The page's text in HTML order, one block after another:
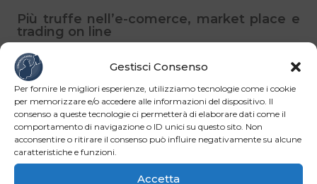
Gestisci Consenso
Per fornire le migliori esperienze, utilizziamo tecnologie come i cookie
per memorizzare e/o accedere alle informazioni del dispositivo. Il
consenso a queste tecnologie ci permetterà di elaborare dati come il
comportamento di navigazione o ID unici su questo sito. Non
acconsentire o ritirare il consenso può influire negativamente su alcune
caratteristiche e funzioni.
Accetta
Più truffe nell’e-comerce, market place e
trading on line
Aumentate anche le truffe online con 3.541 persone
deferite all’Autorità Giudiziaria, in particolare nel settore
dell’e-commerce emarket place.I casi trattati sono
cresciuti del +3%, le persone indagate del +4% e le
somme sottratte del +58%.Importante anche
l’incremento degli illeciti legati al fenomeno del
online(3.020 i casi trattati, 130 le persone),con